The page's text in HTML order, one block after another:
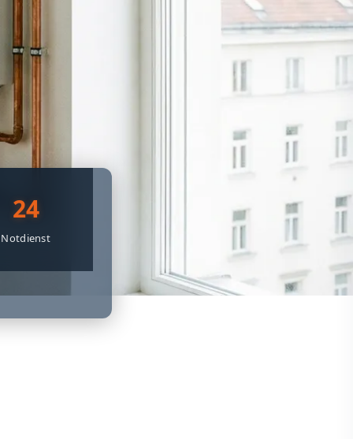
24
Notdienst